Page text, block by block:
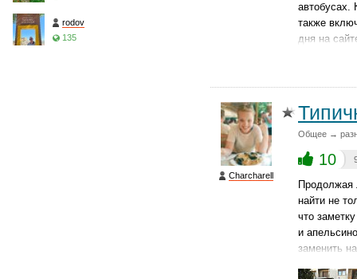
rodov
135
автобусах.
также
дня на
Charcharell
Общее →
10
Продолжая
найти не
что
и
заменить